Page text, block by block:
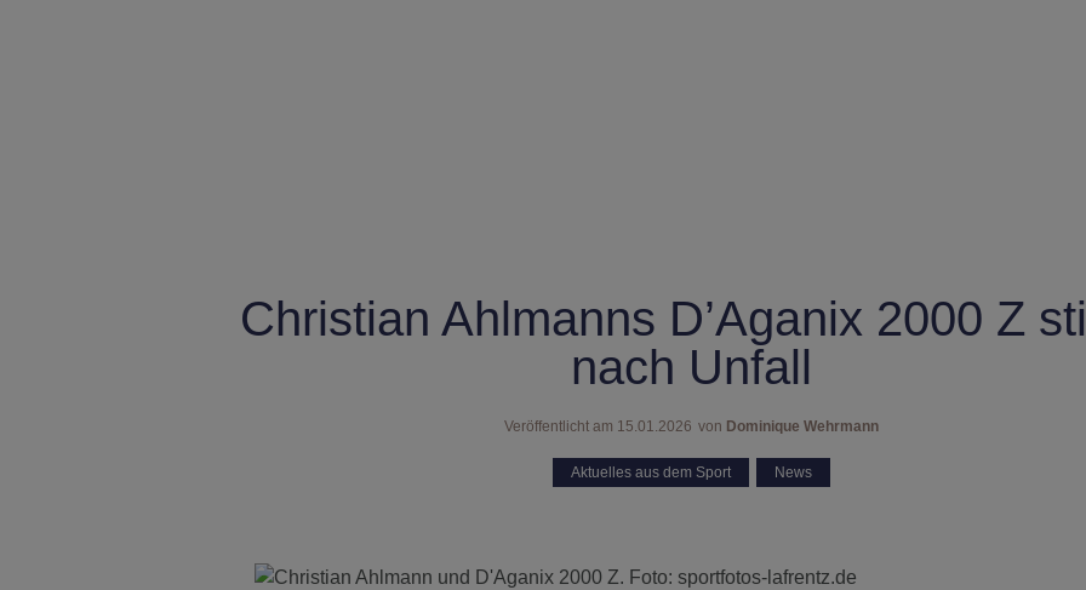
Christian Ahlmanns D’Aganix 2000 Z
nach Unfall
Veröffentlicht am 15.01.2026 von Dominique Wehrmann
Aktuelles aus dem Sport News